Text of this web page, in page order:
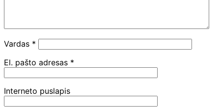
Vardas *
El. pašto adresas *
Interneto puslapis